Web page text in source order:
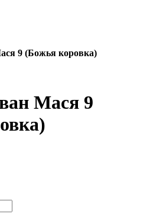
9 (Божья коровка)
Мася 9